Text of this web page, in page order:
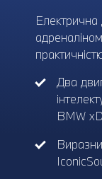
Електрична
Два
BMW